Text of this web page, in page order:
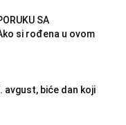
SA
si rođena u ovom
avgust, biće dan koji